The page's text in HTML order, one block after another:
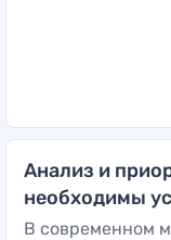
Анализ и
необходимы
В современном